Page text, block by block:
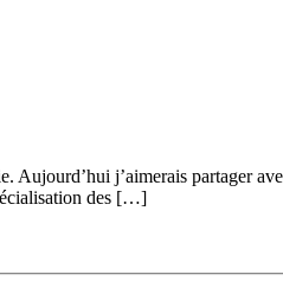
Aujourd’hui j’aimerais partager
des […]